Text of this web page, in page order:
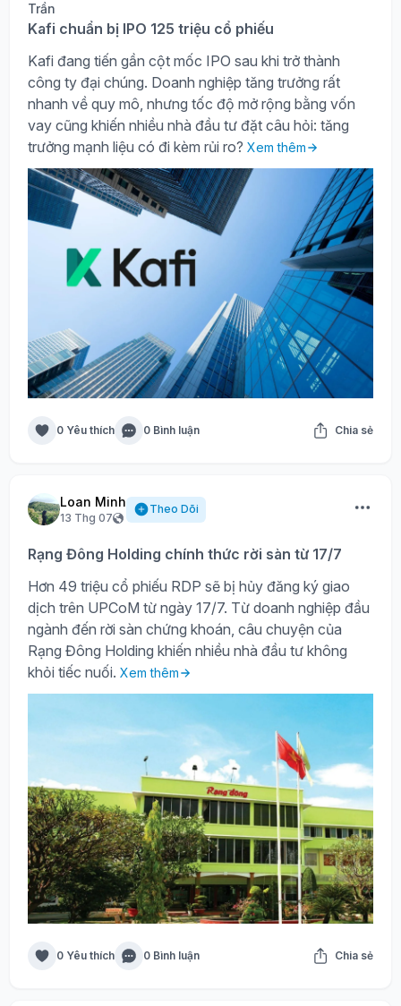
Kafi chuẩn bị IPO 125 triệu cổ phiếu
Kafi đang tiến gần cột mốc IPO sau khi trở thành
công ty đại chúng. Doanh nghiệp tăng trưởng rất
nhanh về quy mô, nhưng tốc độ mở rộng bằng vốn
vay cũng khiến nhiều nhà đầu tư đặt câu hỏi: tăng
trưởng mạnh liệu có đi kèm rủi ro? Xem thêm
0 Yêu thích 0 Bình luận Chia sẻ
Loan Minh
13 Thg 07
Theo Dõi
Rạng Đông Holding chính thức rời sàn từ 17/7
Hơn 49 triệu cổ phiếu RDP sẽ bị hủy đăng ký giao
dịch trên UPCoM từ ngày 17/7. Từ doanh nghiệp đầu
ngành đến rời sàn chứng khoán, câu chuyện của
Rạng Đông Holding khiến nhiều nhà đầu tư không
khỏi tiếc nuối. Xem thêm
0 Yêu thích 0 Bình luận Chia sẻ